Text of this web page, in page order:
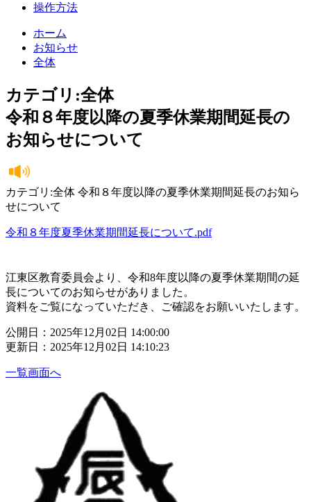
操作方法
ホーム
お知らせ
全体
カテゴリ:全体
令和８年度以降の夏季休業期間延長の
お知らせについて
カテゴリ:全体 令和８年度以降の夏季休業期間延長のお知ら
せについて
令和８年度夏季休業期間延長について.pdf
江東区教育委員会より、令和8年度以降の夏季休業期間の延
長についてのお知らせがありました。
資料をご覧になっていただき、ご確認をお願いいたします。
公開日：2025年12月02日 14:00:00
更新日：2025年12月02日 14:10:23
一覧画面へ